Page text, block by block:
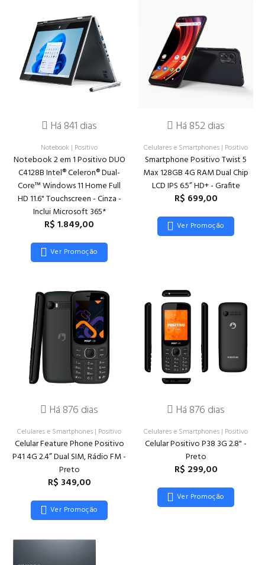
Há 841 dias
Notebook | Positivo
Notebook 2 em 1 Positivo DUO
C4128B Intel® Celeron® Dual-
Core™ Windows 11 Home Full
HD 11.6" Touchscreen - Cinza -
Inclui Microsoft 365*
R$ 1.849,00
Ver Promoção
Há 852 dias
Celulares e Smartphones | Positivo
Smartphone Positivo Twist 5
Max 128GB 4G RAM Dual Chip
LCD IPS 6.5” HD+ - Grafite
R$ 699,00
Ver Promoção
Há 876 dias
Celulares e Smartphones | Positivo
Celular Feature Phone Positivo
P41 4G 2.4” Dual SIM, Rádio FM -
Preto
R$ 349,00
Ver Promoção
Há 876 dias
Celulares e Smartphones | Positivo
Celular Positivo P38 3G 2.8" -
Preto
R$ 299,00
Ver Promoção